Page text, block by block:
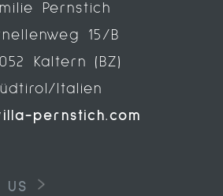
Pernstich
15/B
Kaltern (BZ)
Italien
pernstich.com
US